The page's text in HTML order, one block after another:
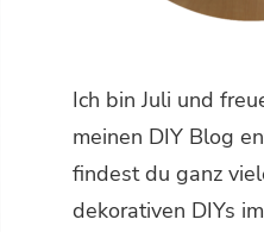
Ich bin Juli und
meinen DIY Blog
findest du ganz
dekorativen DIYs